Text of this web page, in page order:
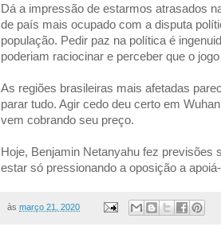
Dá a impressão de estarmos atrasados
de país mais ocupado com a disputa
população. Pedir paz na política é
poderiam raciocinar e perceber que o
As regiões brasileiras mais afetadas
parar tudo. Agir cedo deu certo em
vem cobrando seu preço.
Hoje, Benjamin Netanyahu fez previsões
estar só pressionando a oposição a
às março 21, 2020